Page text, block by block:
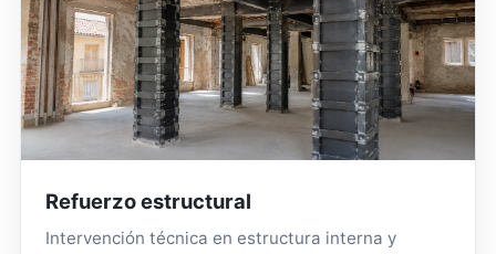
Refuerzo estructural
Intervención técnica en estructura interna y